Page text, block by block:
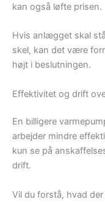
kan også løfte prisen.
Hvis anlægget skal
skel, kan det være
højt i beslutningen.
Effektivitet og drift
En billigere
arbejder mindre
kun se på
drift.
Vil du forstå, hvad